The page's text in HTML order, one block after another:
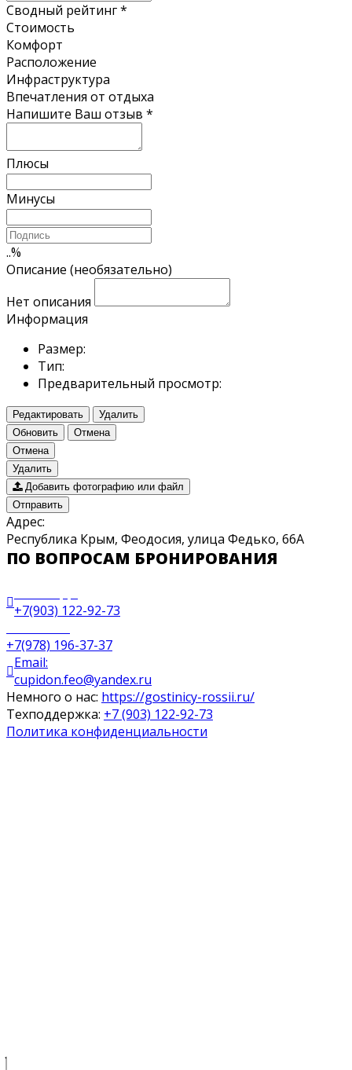
Сводный рейтинг*
Стоимость
Комфорт
Расположение
Инфраструктура
Впечатления от отдыха
Напишите Ваш отзыв *
Плюсы
Минусы
..%
Описание (необязательно)
Нет описания
Информация
Размер:
Тип:
Предварительный просмотр:
Редактировать
Удалить
Обновить
Отмена
Отмена
Удалить
Добавить фотографию или файл
Отправить
Адрес:
Республика Крым, Феодосия, улица Федько, 66А
ПО ВОПРОСАМ БРОНИРОВАНИЯ
+7(903) 122-92-73
+7(978) 196-37-37
Email:
cupidon.feo@yandex.ru
Немного о нас: https://gostinicy-rossii.ru/
Техподдержка: +7 (903) 122-92-73
Политика конфиденциальности